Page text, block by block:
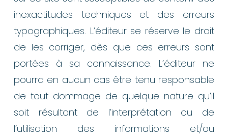
inexactitudes techniques et des erreurs
typographiques. L’éditeur se réserve le droit
de les corriger, dès que ces erreurs sont
portées à sa connaissance. L’éditeur ne
pourra en aucun cas être tenu responsable
de tout dommage de quelque nature qu’il
soit résultant de l’interprétation ou de
l’utilisation des informations et/ou